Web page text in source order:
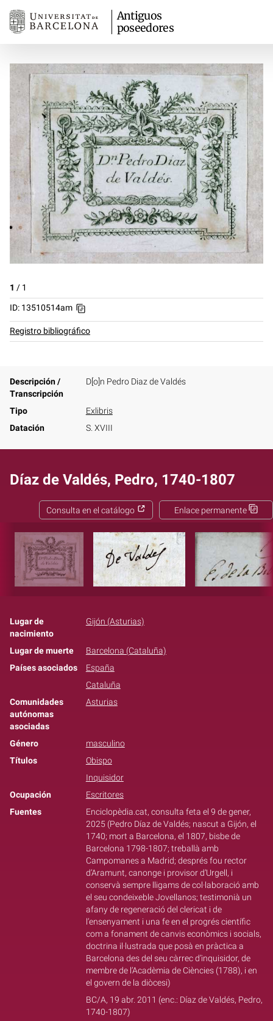
Antiguos
poseedores
1 / 1
ID: 13510514am
Registro bibliográfico
Descripción /
Transcripción
D[o]n Pedro Diaz de Valdés
Tipo
Exlibris
Datación
S. XVIII
Díaz de Valdés, Pedro, 1740-1807
Enlace permanente
Consulta en el catálogo
Lugar de
nacimiento
Gijón (Asturias)
Lugar de muerte
Barcelona (Cataluña)
Países asociados
España
Cataluña
Comunidades
autónomas
asociadas
Asturias
Género
masculino
Títulos
Obispo
Inquisidor
Ocupación
Escritores
Fuentes
Enciclopèdia.cat, consulta feta el 9 de gener,
2025 (Pedro Díaz de Valdés; nascut a Gijón, el
1740; mort a Barcelona, el 1807, bisbe de
Barcelona 1798-1807; treballà amb
Campomanes a Madrid; després fou rector
d’Aramunt, canonge i provisor d’Urgell, i
conservà sempre lligams de col·laboració amb
el seu condeixeble Jovellanos; testimonià un
afany de regeneració del clericat i de
l’ensenyament i una fe en el progrés científic
com a fonament de canvis econòmics i socials,
doctrina il·lustrada que posà en pràctica a
Barcelona des del seu càrrec d’inquisidor, de
membre de l’Acadèmia de Ciències (1788), i en
el govern de la diòcesi)
BC/A, 19 abr. 2011 (enc.: Díaz de Valdés, Pedro,
1740-1807)